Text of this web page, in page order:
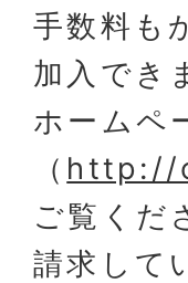
手数料も
加入でき
ホームペ
（ http://
ご覧くだ
請求して